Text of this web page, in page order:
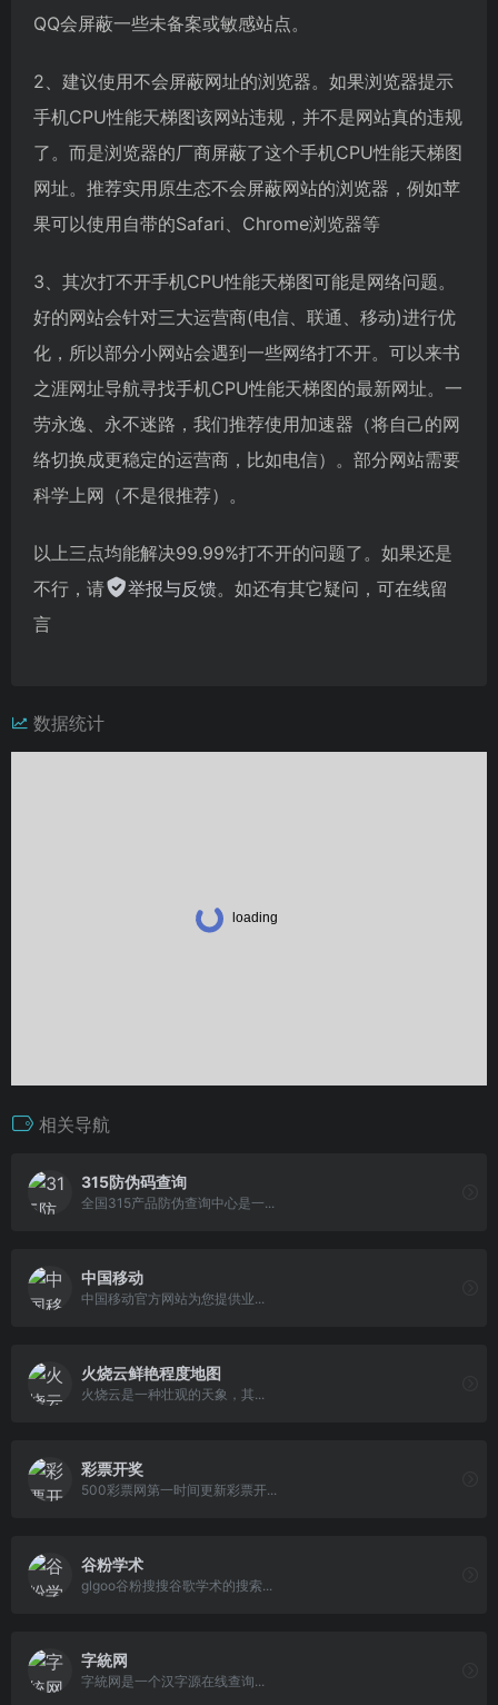
QQ会屏蔽一些未备案或敏感站点。
2、建议使用不会屏蔽网址的浏览器。如果浏览器提示
手机CPU性能天梯图该网站违规，并不是网站真的违规
了。而是浏览器的厂商屏蔽了这个手机CPU性能天梯图
网址。推荐实用原生态不会屏蔽网站的浏览器，例如苹
果可以使用自带的Safari、Chrome浏览器等
3、其次打不开手机CPU性能天梯图可能是网络问题。
好的网站会针对三大运营商(电信、联通、移动)进行优
化，所以部分小网站会遇到一些网络打不开。可以来书
之涯网址导航寻找手机CPU性能天梯图的最新网址。一
劳永逸、永不迷路，我们推荐使用加速器（将自己的网
络切换成更稳定的运营商，比如电信）。部分网站需要
科学上网（不是很推荐）。
以上三点均能解决99.99%打不开的问题了。如果还是
不行，请
举报与反馈。如还有其它疑问，可在线留
言
数据统计
相关导航
315防伪码查询
全国315产品防伪查询中心是一...
中国移动
中国移动官方网站为您提供业...
火烧云鲜艳程度地图
火烧云是一种壮观的天象，其...
彩票开奖
500彩票网第一时间更新彩票开...
谷粉学术
glgoo谷粉搜搜谷歌学术的搜索...
字統网
字統网是一个汉字源在线查询...